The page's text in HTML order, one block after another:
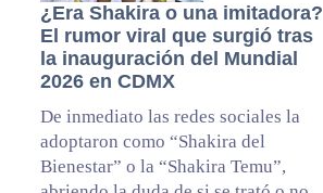
¿Era Shakira o una imitadora?
El rumor viral que surgió tras
la inauguración del Mundial
2026 en CDMX
De inmediato las redes sociales la
adoptaron como “Shakira del
Bienestar” o la “Shakira Temu”,